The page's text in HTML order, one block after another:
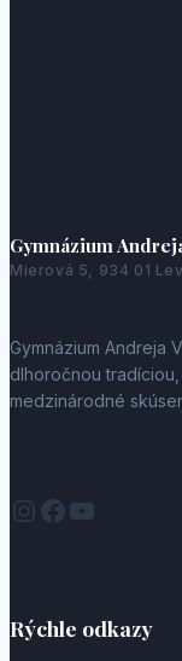
Gymnázium
Mierová 5, 934 01
Gymnázium Andreja
dlhoročnou
medzinárodné
Instagram
Facebook
YouTube
Rýchle odkazy